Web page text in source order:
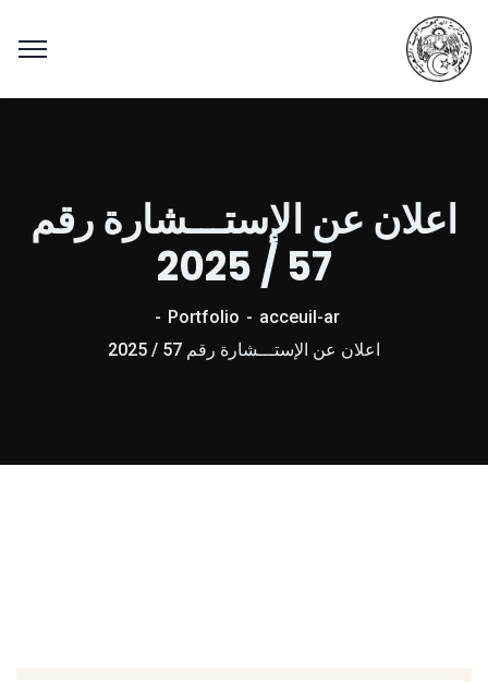
اعلان عن الإستـــشارة رقم
57 / 2025
acceuil-ar
Portfolio
اعلان عن الإستـــشارة رقم 57 / 2025